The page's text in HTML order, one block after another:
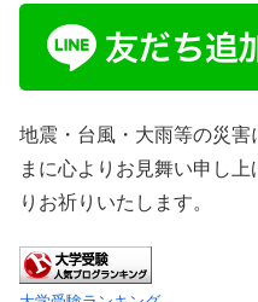
地震・台風・大雨等の災害
まに心よりお見舞い申し
りお祈りいたします。